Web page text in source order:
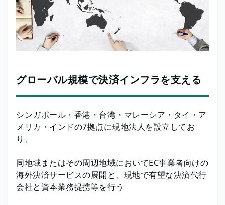
グローバル規模で決済インフラを支える
シンガポール・香港・台湾・マレーシア・タイ・ア
メリカ・インドの7拠点に現地法人を設立してお
り、
同地域またはその周辺地域においてEC事業者向けの
海外決済サービスの展開と、現地で有望な決済代行
会社と資本業務提携等を行う